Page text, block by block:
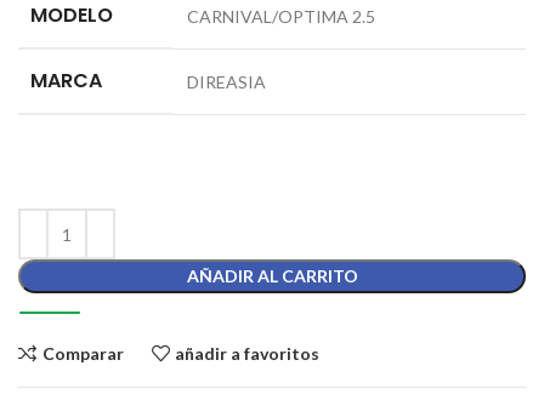
MODELO CARNIVAL/OPTIMA 2.5
MARCA DIREASIA
AÑADIR AL CARRITO
Comparar añadir a favoritos